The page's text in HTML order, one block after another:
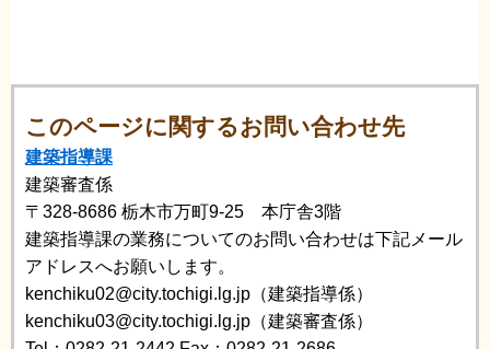
このページに関するお問い合わせ先
建築指導課
建築審査係
〒328-8686 栃木市万町9-25 本庁舎3階
建築指導課の業務についてのお問い合わせは下記メール
アドレスへお願いします。
kenchiku02@city.tochigi.lg.jp（建築指導係）
kenchiku03@city.tochigi.lg.jp（建築審査係）